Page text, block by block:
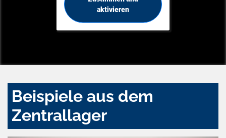
aktivieren
Beispiele aus dem
Zentrallager